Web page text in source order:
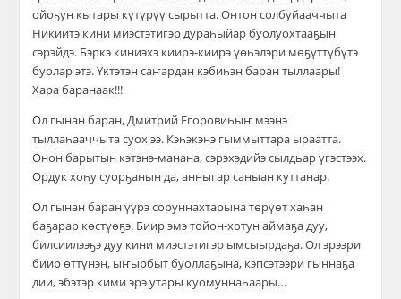
ойоҕун кытары күтүрүү сырытта. Онтон солбуйааччыта
Никиитэ кини миэстэтигэр дураһыйар буолуохтааҕын
сэрэйдэ. Бэркэ киниэхэ киирэ-киирэ үөһэлэри мөҕүттүбүтэ
буолар этэ. Үктэтэн саҥардан кэбиһэн баран тыллаары!
Хара баранаак!!!
Ол гынан баран, Дмитрий Егоровиһыҥ мээнэ
тыллаһааччыта суох ээ. Кэһэкэнэ гыммыттара ыраатта.
Онон барытын кэтэнэ-манана, сэрэхэдийэ сылдьар үгэстээх.
Ордук хоһу суорҕанын да, анныгар саныан куттанар.
Ол гынан баран үүрэ соруннахтарына төрүөт хаһан
баҕарар көстүөҕэ. Биир эмэ тойон-хотун аймаҕа дуу,
билсиилээҕэ дуу кини миэстэтигэр ымсыырдаҕа. Ол эрээри
биир өттүнэн, ыҥырбыт буоллаҕына, кэпсэтээри гыннаҕа
дии, эбэтэр кими эрэ утары куомуннаһаары…